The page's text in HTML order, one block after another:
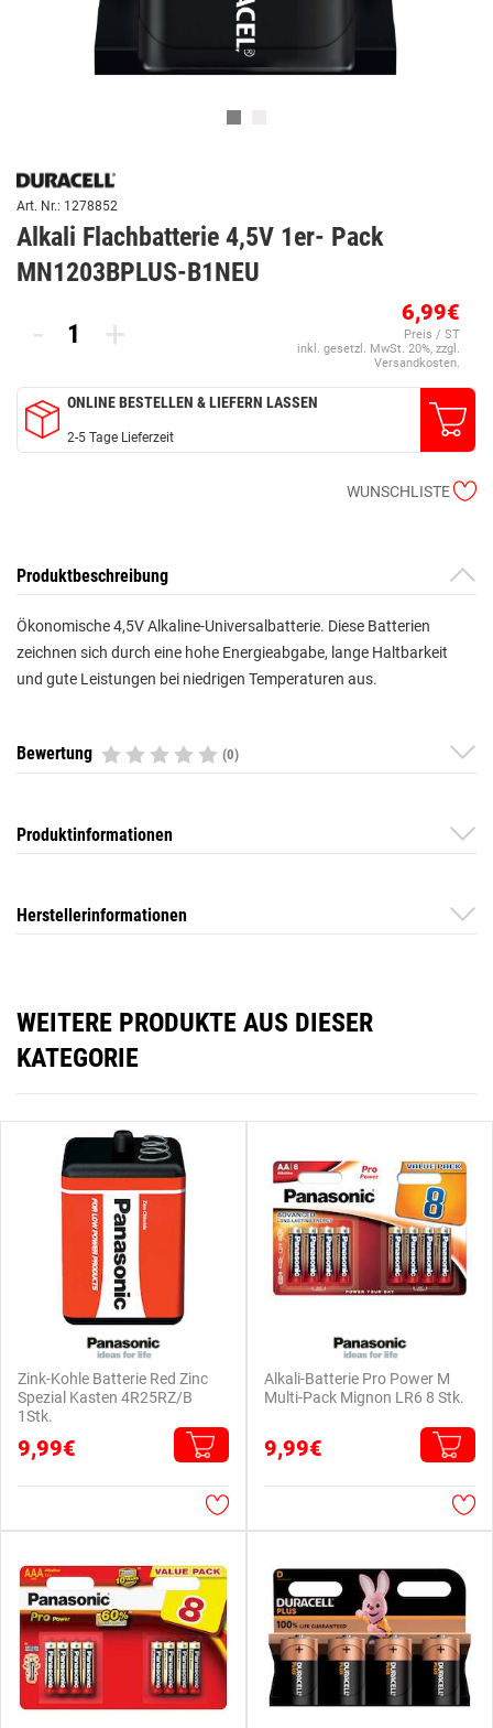
Art. Nr.: 1278852
Alkali Flachbatterie 4,5V 1er- Pack
MN1203BPLUS-B1NEU
- + 6,99€
Preis / ST
inkl. gesetzl. MwSt. 20%, zzgl.
Versandkosten.
ONLINE BESTELLEN & LIEFERN LASSEN
2-5 Tage Lieferzeit
WUNSCHLISTE
Produktbeschreibung
Ökonomische 4,5V Alkaline-Universalbatterie. Diese Batterien
zeichnen sich durch eine hohe Energieabgabe, lange Haltbarkeit
und gute Leistungen bei niedrigen Temperaturen aus.
Bewertung (0)
Produktinformationen
Herstellerinformationen
WEITERE PRODUKTE AUS DIESER
KATEGORIE
Zink-Kohle Batterie Red Zinc
Spezial Kasten 4R25RZ/B
1Stk.
9,99€
Alkali-Batterie Pro Power M
Multi-Pack Mignon LR6 8 Stk.
9,99€